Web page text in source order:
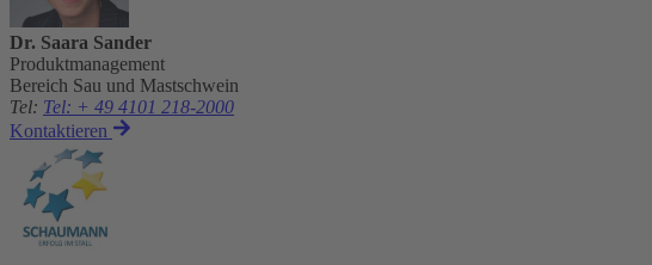
Dr. Saara Sander
Produktmanagement
Bereich Sau und Mastschwein
Tel: Tel: + 49 4101 218-2000
Kontaktieren